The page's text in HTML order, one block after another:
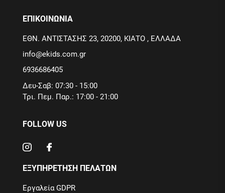
ΕΠΙΚΟΙΝΩΝΙΑ
ΕΘΝ. ΑΝΤΙΣΤΑΣΗΣ 23, 20200, ΚΙΑΤΟ , ΕΛΛΑΔΑ
info@ekids.com.gr
6936686405
Δευ-Σαβ: 07:30 - 15:00
Τρι. Πεμ. Παρ.: 17:00 - 21:00
FOLLOW US
ΕΞΥΠΗΡΕΤΗΣΗ ΠΕΛΑΤΩΝ
Εργαλεία GDPR